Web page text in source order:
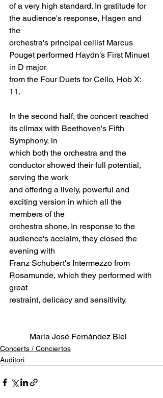
of a very high standard. In gratitude for
the audience's response, Hagen and
the
orchestra's principal cellist Marcus
Pouget performed Haydn's First Minuet
in D major
from the Four Duets for Cello, Hob X:
11.
In the second half, the concert reached
its climax with Beethoven's Fifth
Symphony, in
which both the orchestra and the
conductor showed their full potential,
serving the work
and offering a lively, powerful and
exciting version in which all the
members of the
orchestra shone. In response to the
audience's acclaim, they closed the
evening with
Franz Schubert's Intermezzo from
Rosamunde, which they performed with
great
restraint, delicacy and sensitivity.
Maria José Fernández Biel
Concerts / Conciertos
Auditori